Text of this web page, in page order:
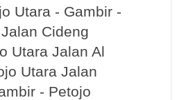
Utara - Gambir -
Cideng
Utara Jalan Al
Utara Jalan
- Petojo